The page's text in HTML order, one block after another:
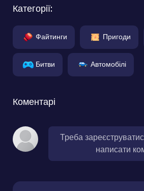
Категорії:
Файтинги Пригоди
Битви Автомобілі
Коментарі
Треба
написати